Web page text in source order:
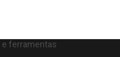
ferramentas